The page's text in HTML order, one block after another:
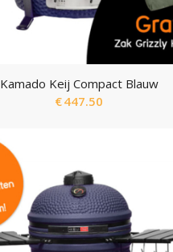
Kamado Keij Compact Blauw
€447.50